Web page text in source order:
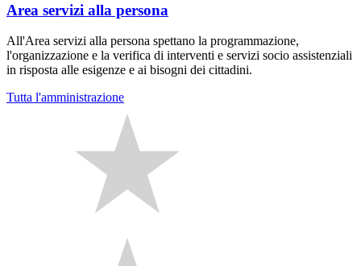
Area servizi alla persona
All'Area servizi alla persona spettano la programmazione,
l'organizzazione e la verifica di interventi e servizi socio assistenziali
in risposta alle esigenze e ai bisogni dei cittadini.
Tutta l'amministrazione